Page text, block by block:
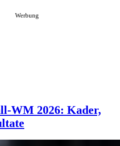
WM 2026: Kader,